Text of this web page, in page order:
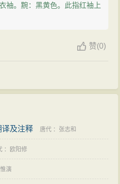
袖。黦：黑黄色。此指红袖上
赞(0)
译及注释 唐代 ： 张志和
： 欧阳修
演